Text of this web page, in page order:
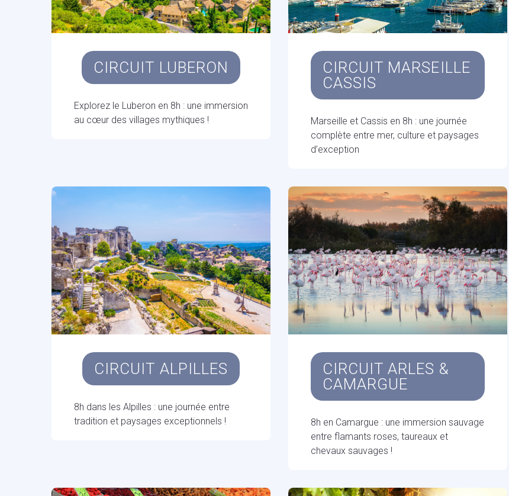
CIRCUIT LUBERON
Explorez le Luberon en 8h : une immersion
au cœur des villages mythiques !
CIRCUIT MARSEILLE
CASSIS
Marseille et Cassis en 8h : une journée
complète entre mer, culture et paysages
d’exception
CIRCUIT ALPILLES
8h dans les Alpilles : une journée entre
tradition et paysages exceptionnels !
CIRCUIT ARLES &
CAMARGUE
8h en Camargue : une immersion sauvage
entre flamants roses, taureaux et
chevaux sauvages !